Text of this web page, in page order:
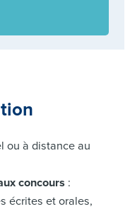
ou à distance au
concours :
écrites et orales,